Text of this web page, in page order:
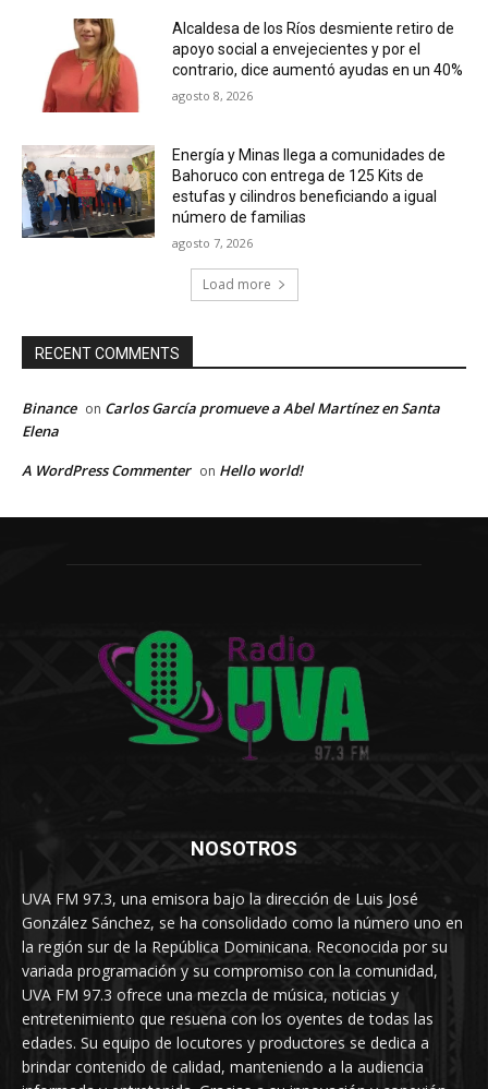
Alcaldesa de los Ríos desmiente retiro de
apoyo social a envejecientes y por el
contrario, dice aumentó ayudas en un 40%
agosto 8, 2026
Energía y Minas llega a comunidades de
Bahoruco con entrega de 125 Kits de
estufas y cilindros beneficiando a igual
número de familias
agosto 7, 2026
Load more
RECENT COMMENTS
Binance on Carlos García promueve a Abel Martínez en Santa
Elena
A WordPress Commenter on Hello world!
NOSOTROS
UVA FM 97.3, una emisora bajo la dirección de Luis José
González Sánchez, se ha consolidado como la número uno en
la región sur de la República Dominicana. Reconocida por su
variada programación y su compromiso con la comunidad,
UVA FM 97.3 ofrece una mezcla de música, noticias y
entretenimiento que resuena con los oyentes de todas las
edades. Su equipo de locutores y productores se dedica a
brindar contenido de calidad, manteniendo a la audiencia